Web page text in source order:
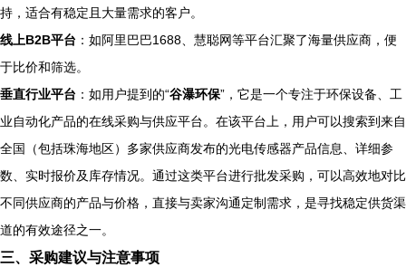
持，适合有稳定且大量需求的客户。
线上B2B平台 ：如阿里巴巴1688、慧聪网等平台汇聚了海量供应商，便
于比价和筛选。
垂直行业平台 ：如用户提到的“谷瀑环保”，它是一个专注于环保设备、工
业自动化产品的在线采购与供应平台。在该平台上，用户可以搜索到来自
全国（包括珠海地区）多家供应商发布的光电传感器产品信息、详细参
数、实时报价及库存情况。通过这类平台进行批发采购，可以高效地对比
不同供应商的产品与价格，直接与卖家沟通定制需求，是寻找稳定供货渠
道的有效途径之一。
三、采购建议与注意事项